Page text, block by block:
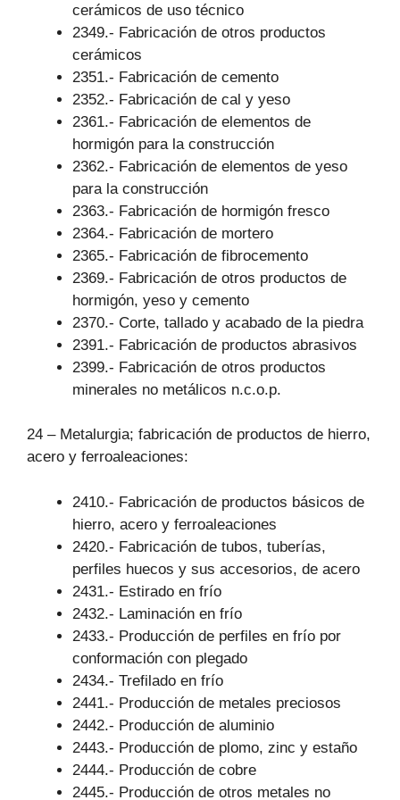
cerámicos de uso técnico
2349.- Fabricación de otros productos
cerámicos
2351.- Fabricación de cemento
2352.- Fabricación de cal y yeso
2361.- Fabricación de elementos de
hormigón para la construcción
2362.- Fabricación de elementos de yeso
para la construcción
2363.- Fabricación de hormigón fresco
2364.- Fabricación de mortero
2365.- Fabricación de fibrocemento
2369.- Fabricación de otros productos de
hormigón, yeso y cemento
2370.- Corte, tallado y acabado de la piedra
2391.- Fabricación de productos abrasivos
2399.- Fabricación de otros productos
minerales no metálicos n.c.o.p.
24 – Metalurgia; fabricación de productos de hierro,
acero y ferroaleaciones:
2410.- Fabricación de productos básicos de
hierro, acero y ferroaleaciones
2420.- Fabricación de tubos, tuberías,
perfiles huecos y sus accesorios, de acero
2431.- Estirado en frío
2432.- Laminación en frío
2433.- Producción de perfiles en frío por
conformación con plegado
2434.- Trefilado en frío
2441.- Producción de metales preciosos
2442.- Producción de aluminio
2443.- Producción de plomo, zinc y estaño
2444.- Producción de cobre
2445.- Producción de otros metales no